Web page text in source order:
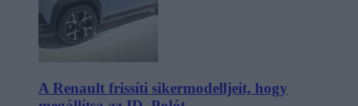
A Renault frissíti sikermodelljeit, hogy